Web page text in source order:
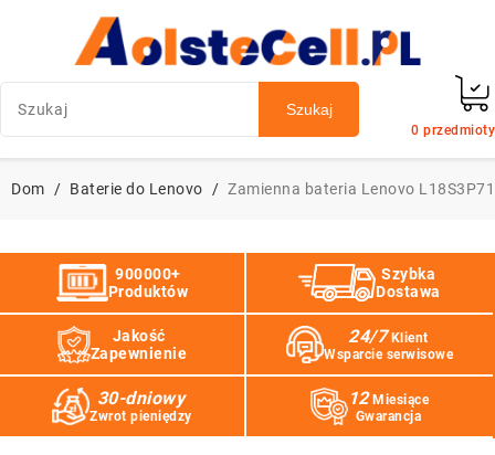
Szukaj
0 przedmioty
Dom Baterie do Lenovo Zamienna bateria Lenovo L18S3P71
900000+
Produktów
Szybka
Dostawa
Jakość
Zapewnienie
24/7 Klient
Wsparcie serwisowe
30-dniowy
Zwrot pieniędzy
12 Miesiące
Gwarancja